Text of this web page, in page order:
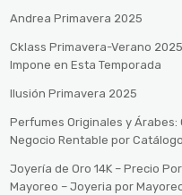
Andrea Primavera 2025
Cklass Primavera-Verano
Impone en Esta Temporada
Ilusión Primavera 2025
Perfumes Originales y Árabes:
Negocio Rentable por
Joyería de Oro 14K – Precio
Mayoreo – Joyeria por